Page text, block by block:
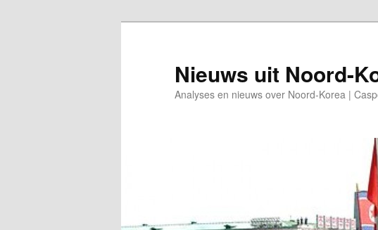
Nieuws uit Noord-
Analyses en nieuws over Noord-Korea |